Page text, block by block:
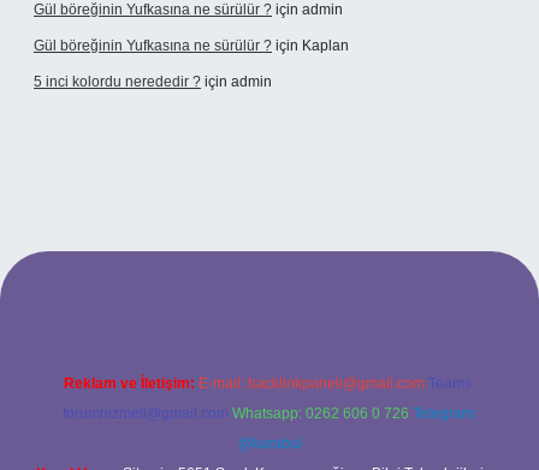
Gül böreğinin Yufkasına ne sürülür ? için admin
Gül böreğinin Yufkasına ne sürülür ? için Kaplan
5 inci kolordu nerededir ? için admin
Reklam ve İletişim: E-mail: backlinkpaneli@gmail.com Teams:
forumhizmeti@gmail.com Whatsapp: 0262 606 0 726 Telegram:
@karabul